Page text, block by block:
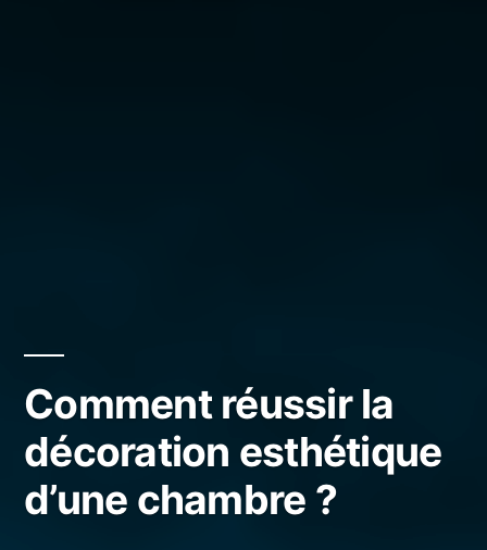
Comment réussir la
décoration esthétique
d’une chambre ?